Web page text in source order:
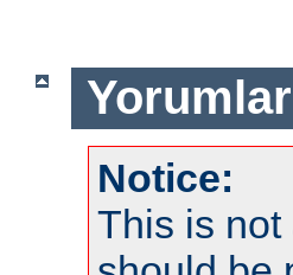
Yorumlar
Notice:
This is not